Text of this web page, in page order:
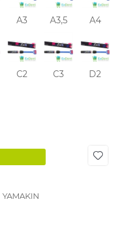
A3 A3,5 A4
C2 C3 D2
YAMAKIN